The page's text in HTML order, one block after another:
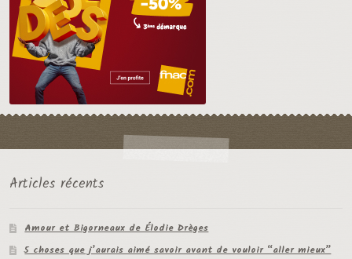
Articles récents
Amour et Bigorneaux de Élodie Drèges
5 choses que j’aurais aimé savoir avant de vouloir “aller mieux”